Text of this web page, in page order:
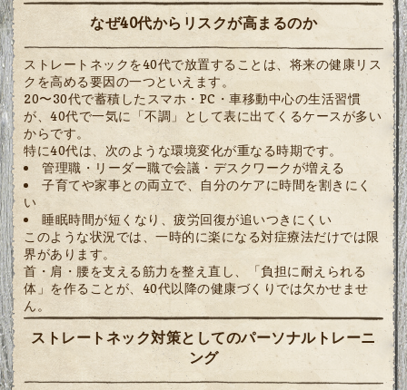
なぜ40代からリスクが高まるのか
ストレートネックを40代で放置することは、将来の健康リス
クを高める要因の一つといえます。
20〜30代で蓄積したスマホ・PC・車移動中心の生活習慣
が、40代で一気に「不調」として表に出てくるケースが多い
からです。
特に40代は、次のような環境変化が重なる時期です。
管理職・リーダー職で会議・デスクワークが増える
子育てや家事との両立で、自分のケアに時間を割きにく
い
睡眠時間が短くなり、疲労回復が追いつきにくい
このような状況では、一時的に楽になる対症療法だけでは限
界があります。
首・肩・腰を支える筋力を整え直し、「負担に耐えられる
体」を作ることが、40代以降の健康づくりでは欠かせませ
ん。
ストレートネック対策としてのパーソナルトレーニ
ング